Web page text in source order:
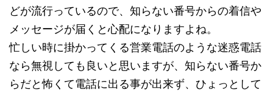
どが流行っているので、知らない番号からの着信や
メッセージが届くと心配になりますよね。
忙しい時に掛かってくる営業電話のような迷惑電話
なら無視しても良いと思いますが、知らない番号か
らだと怖くて電話に出る事が出来ず、ひょっとして